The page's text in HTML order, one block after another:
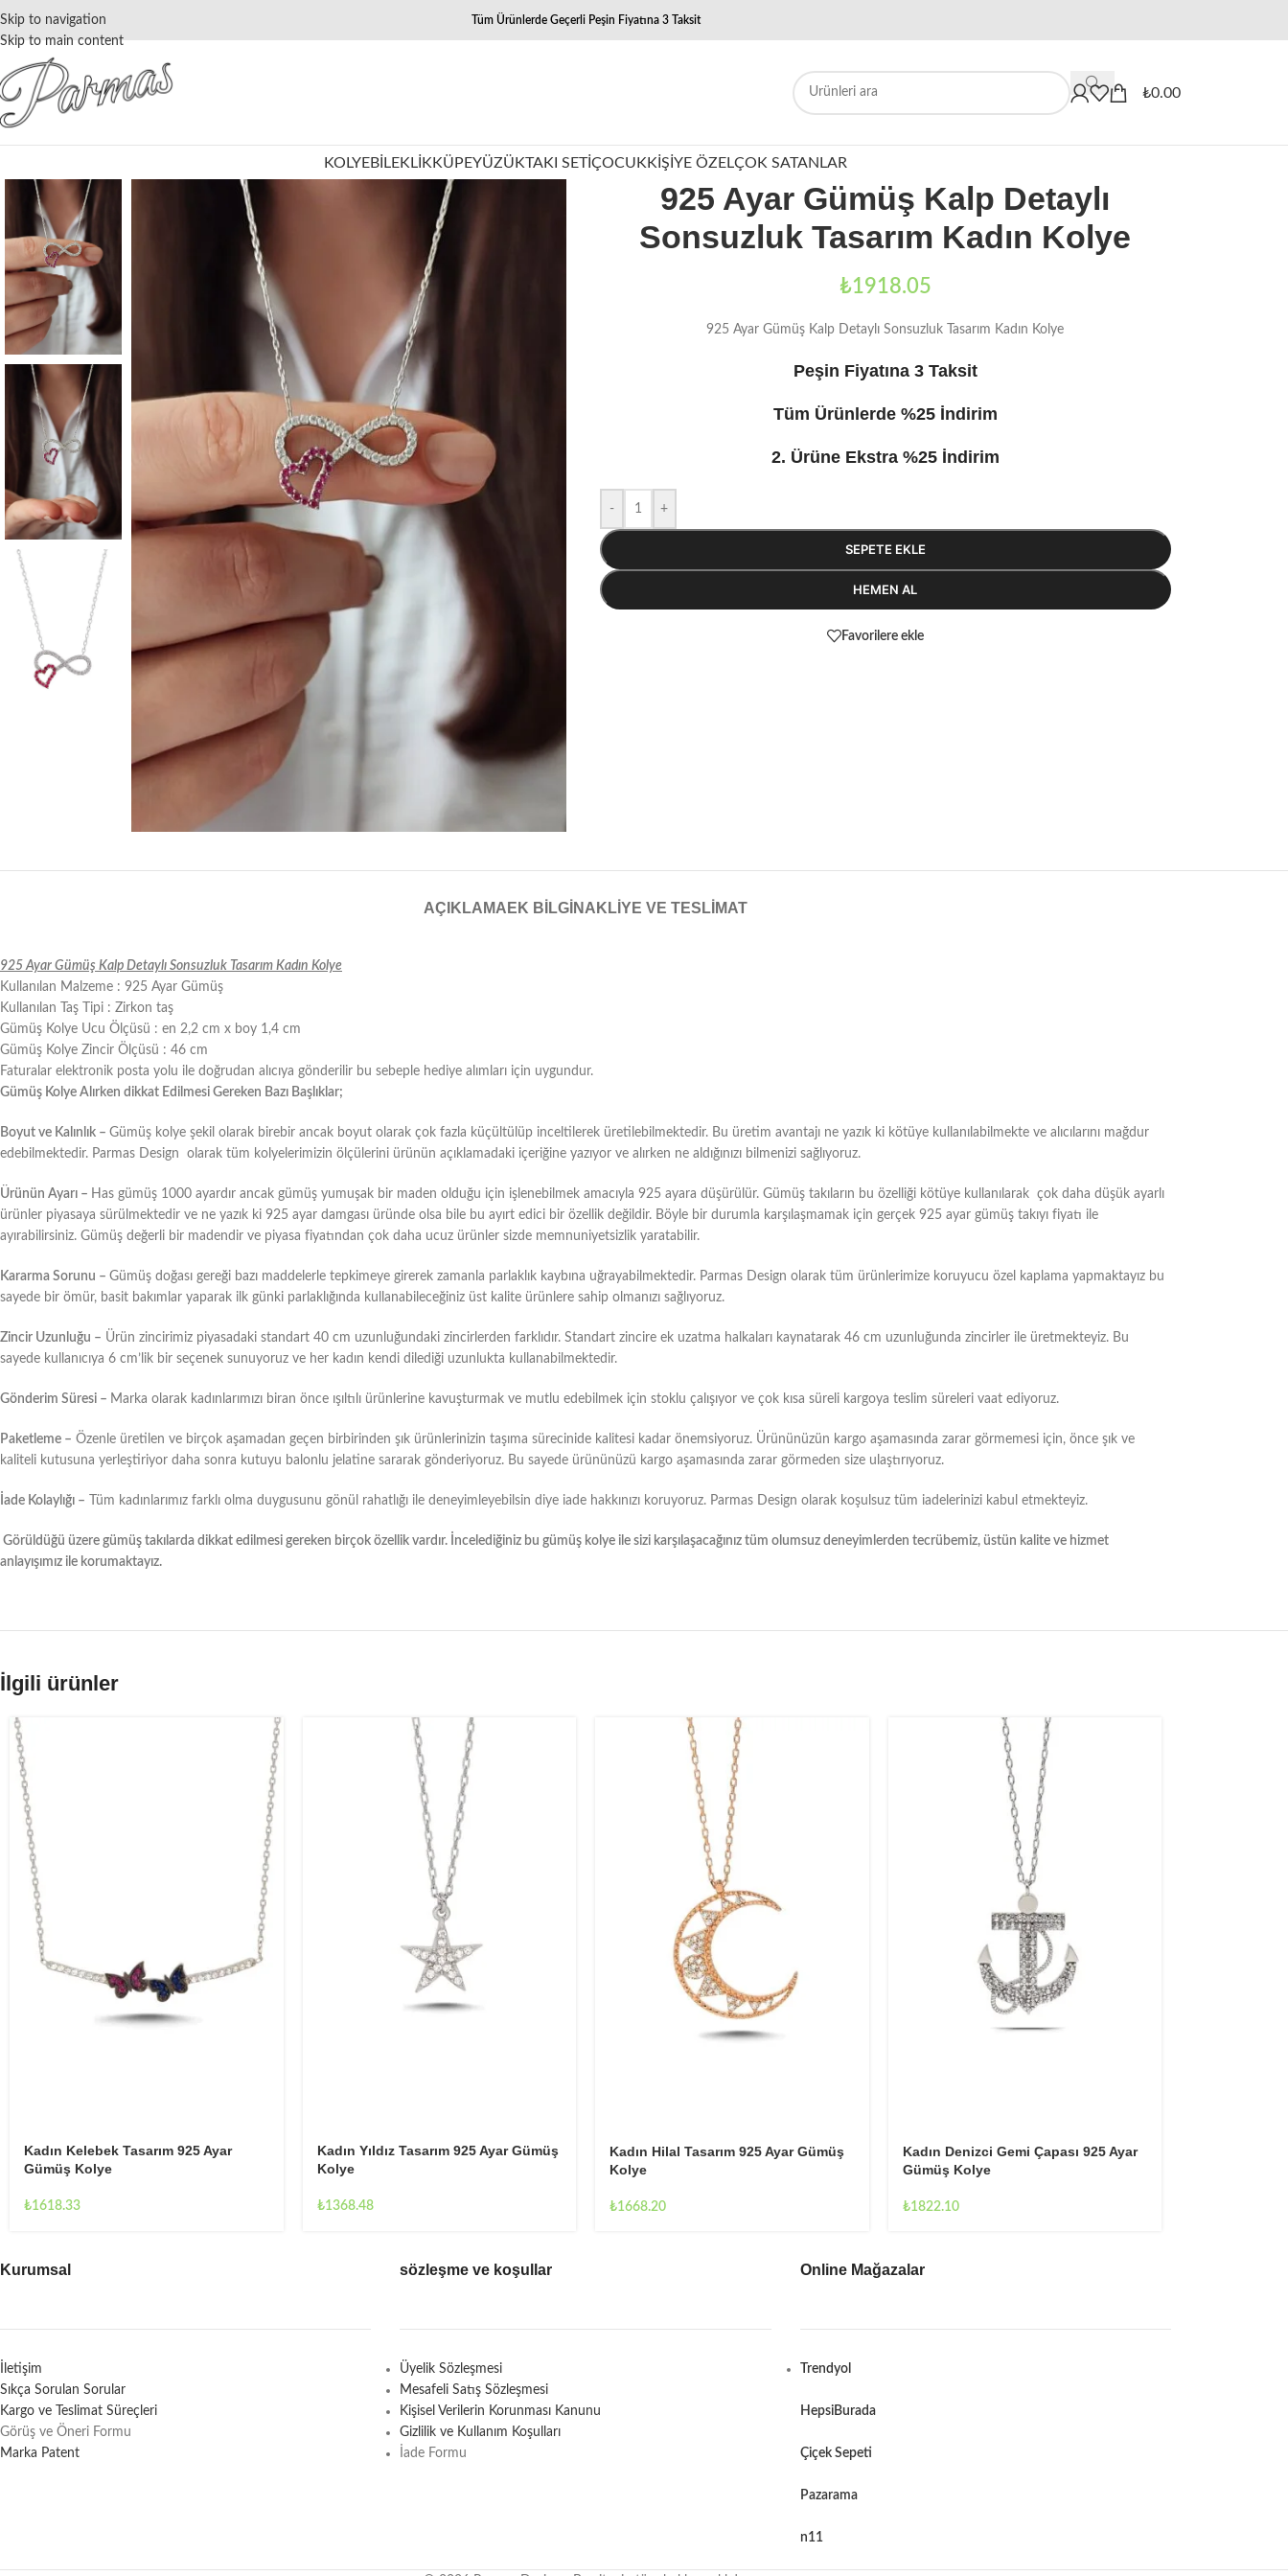
Skip to navigation
Skip to main content
Tüm Ürünlerde Geçerli Peşin Fiyatına 3 Taksit
When autocomplete results are
₺0.00
KOLYEBILEKLIKKÜPEYÜZÜKTAKI SETIÇOCUKKIŞIYE ÖZELÇOK SATANLAR
925 Ayar Gümüş Kalp Detaylı
Sonsuzluk Tasarım Kadın Kolye
₺1918.05
925 Ayar Gümüş Kalp Detaylı Sonsuzluk Tasarım Kadın Kolye
Peşin Fiyatına 3 Taksit
Tüm Ürünlerde %25 İndirim
2. Ürüne Ekstra %25 İndirim
- +
SEPETE EKLE
HEMEN AL
Favorilere ekle
AÇIKLAMA EK BILGI NAKLIYE VE TESLIMAT
925 Ayar Gümüş Kalp Detaylı Sonsuzluk Tasarım Kadın Kolye
Kullanılan Malzeme : 925 Ayar Gümüş
Kullanılan Taş Tipi : Zirkon taş
Gümüş Kolye Ucu Ölçüsü : en 2,2 cm x boy 1,4 cm
Gümüş Kolye Zincir Ölçüsü : 46 cm
Faturalar elektronik posta yolu ile doğrudan alıcıya gönderilir bu sebeple hediye alımları için uygundur.
Gümüş Kolye Alırken dikkat Edilmesi Gereken Bazı Başlıklar;
Boyut ve Kalınlık – Gümüş kolye şekil olarak birebir ancak boyut olarak çok fazla küçültülüp inceltilerek üretilebilmektedir. Bu üretim avantajı ne yazık ki kötüye kullanılabilmekte ve alıcılarını mağdur
edebilmektedir. Parmas Design olarak tüm kolyelerimizin ölçülerini ürünün açıklamadaki içeriğine yazıyor ve alırken ne aldığınızı bilmenizi sağlıyoruz.
Ürünün Ayarı – Has gümüş 1000 ayardır ancak gümüş yumuşak bir maden olduğu için işlenebilmek amacıyla 925 ayara düşürülür. Gümüş takıların bu özelliği kötüye kullanılarak çok daha düşük ayarlı
ürünler piyasaya sürülmektedir ve ne yazık ki 925 ayar damgası üründe olsa bile bu ayırt edici bir özellik değildir. Böyle bir durumla karşılaşmamak için gerçek 925 ayar gümüş takıyı fiyatı ile
ayırabilirsiniz. Gümüş değerli bir madendir ve piyasa fiyatından çok daha ucuz ürünler sizde memnuniyetsizlik yaratabilir.
Kararma Sorunu – Gümüş doğası gereği bazı maddelerle tepkimeye girerek zamanla parlaklık kaybına uğrayabilmektedir. Parmas Design olarak tüm ürünlerimize koruyucu özel kaplama yapmaktayız bu
sayede bir ömür, basit bakımlar yaparak ilk günki parlaklığında kullanabileceğiniz üst kalite ürünlere sahip olmanızı sağlıyoruz.
Zincir Uzunluğu – Ürün zincirimiz piyasadaki standart 40 cm uzunluğundaki zincirlerden farklıdır. Standart zincire ek uzatma halkaları kaynatarak 46 cm uzunluğunda zincirler ile üretmekteyiz. Bu
sayede kullanıcıya 6 cm’lik bir seçenek sunuyoruz ve her kadın kendi dilediği uzunlukta kullanabilmektedir.
Gönderim Süresi – Marka olarak kadınlarımızı biran önce ışıltılı ürünlerine kavuşturmak ve mutlu edebilmek için stoklu çalışıyor ve çok kısa süreli kargoya teslim süreleri vaat ediyoruz.
Paketleme – Özenle üretilen ve birçok aşamadan geçen birbirinden şık ürünlerinizin taşıma sürecinide kalitesi kadar önemsiyoruz. Ürününüzün kargo aşamasında zarar görmemesi için, önce şık ve
kaliteli kutusuna yerleştiriyor daha sonra kutuyu balonlu jelatine sararak gönderiyoruz. Bu sayede ürününüzü kargo aşamasında zarar görmeden size ulaştırıyoruz.
İade Kolaylığı – Tüm kadınlarımız farklı olma duygusunu gönül rahatlığı ile deneyimleyebilsin diye iade hakkınızı koruyoruz. Parmas Design olarak koşulsuz tüm iadelerinizi kabul etmekteyiz.
Görüldüğü üzere gümüş takılarda dikkat edilmesi gereken birçok özellik vardır. İncelediğiniz bu gümüş kolye ile sizi karşılaşacağınız tüm olumsuz deneyimlerden tecrübemiz, üstün kalite ve hizmet
anlayışımız ile korumaktayız.
İlgili ürünler
Kadın Kelebek Tasarım 925 Ayar
Gümüş Kolye
₺1618.33
Kadın Yıldız Tasarım 925 Ayar Gümüş
Kolye
₺1368.48
Kadın Hilal Tasarım 925 Ayar Gümüş
Kolye
₺1668.20
Kadın Denizci Gemi Çapası 925 Ayar
Gümüş Kolye
₺1822.10
Kurumsal
İletişim
Sıkça Sorulan Sorular
Kargo ve Teslimat Süreçleri
Görüş ve Öneri Formu
Marka Patent
sözleşme ve koşullar
Üyelik Sözleşmesi
Mesafeli Satış Sözleşmesi
Kişisel Verilerin Korunması Kanunu
Gizlilik ve Kullanım Koşulları
İade Formu
Online Mağazalar
Trendyol
HepsiBurada
Çiçek Sepeti
Pazarama
n11